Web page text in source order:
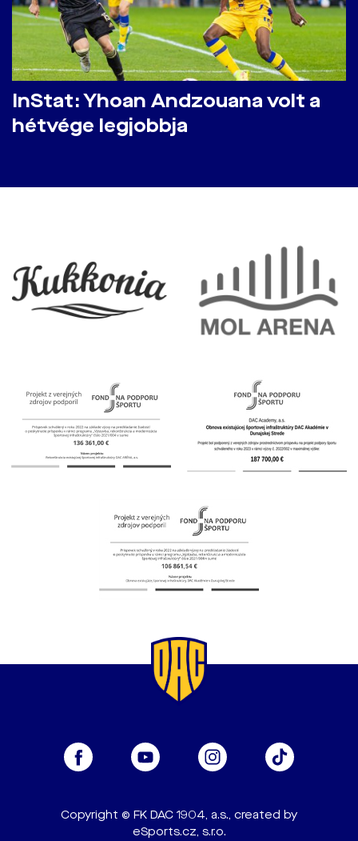
InStat: Yhoan Andzouana volt a
hétvége legjobbja
Copyright © FK DAC 1904, a.s., created by
eSports.cz, s.r.o.